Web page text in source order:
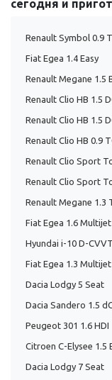
сегодня и
Renault Symbol 0.9
Fiat Egea 1.4 Easy
Renault Megane 1.5
Renault Clio HB 1.5
Renault Clio HB 1.5
Renault Clio HB 0.9
Renault Clio Sport
Renault Clio Sport
Renault Megane 1.3
Fiat Egea 1.6 Multijet
Hyundai i-10 D-CVVT
Fiat Egea 1.3 Multijet
Dacia Lodgy 5 Seat
Dacia Sandero 1.5
Peugeot 301 1.6 HDI
Citroen C-Elysee 1.5
Dacia Lodgy 7 Seat